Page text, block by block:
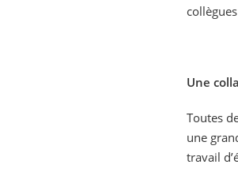
Une
Toutes
une
travail